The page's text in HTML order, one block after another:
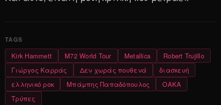
Kirk Hammett M72 World Tour Metallica
Robert Trujillo
Γιώργος Καρράς
Δεν χωράς πουθενά
διασκευή
ελληνικό ροκ
Μπάμπης Παπαδόπουλος
ΟΑΚΑ
Τρύπες